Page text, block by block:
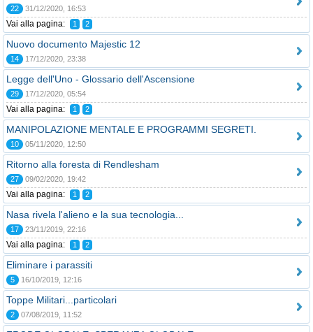
22 31/12/2020, 16:53
Vai alla pagina: 1 2
Nuovo documento Majestic 12
14 17/12/2020, 23:38
Legge dell'Uno - Glossario dell'Ascensione
29 17/12/2020, 05:54
Vai alla pagina: 1 2
MANIPOLAZIONE MENTALE E PROGRAMMI SEGRETI.
10 05/11/2020, 12:50
Ritorno alla foresta di Rendlesham
27 09/02/2020, 19:42
Vai alla pagina: 1 2
Nasa rivela l'alieno e la sua tecnologia...
17 23/11/2019, 22:16
Vai alla pagina: 1 2
Eliminare i parassiti
5 16/10/2019, 12:16
Toppe Militari...particolari
2 07/08/2019, 11:52